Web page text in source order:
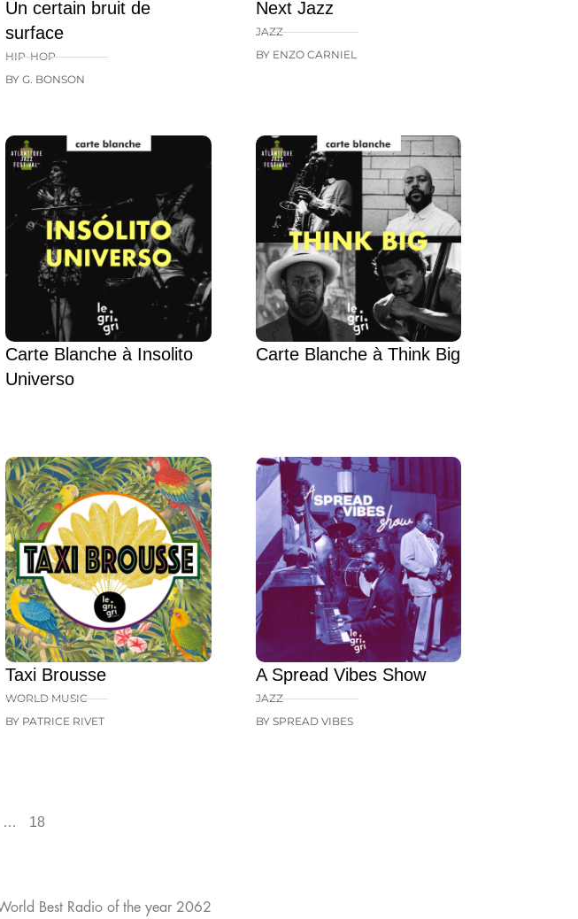
Un certain bruit de
surface
HIP-HOP
BY G. BONSON
Next Jazz
JAZZ
BY ENZO CARNIEL
Carte Blanche à Insolito
Universo
Carte Blanche à Think Big
Taxi Brousse
WORLD MUSIC
BY PATRICE RIVET
A Spread Vibes Show
JAZZ
BY SPREAD VIBES
… 18
Best Radio of the year 2062